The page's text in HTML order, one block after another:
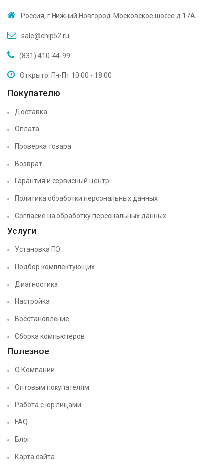
Россия, г.Нижний Новгород, Московское шоссе д 17А
sale@chip52.ru
(831) 410-44-99
Открыто: Пн-Пт 10:00 - 18:00
Покупателю
Доставка
Оплата
Проверка товара
Возврат
Гарантия и сервисный центр
Политика обработки персональных данных
Согласие на обработку персональных данных
Услуги
Установка ПО
Подбор комплектующих
Диагностика
Настройка
Восстановление
Сборка компьютеров
Полезное
О Компании
Оптовым покупателям
Работа с юр.лицами
FAQ
Блог
Карта сайта